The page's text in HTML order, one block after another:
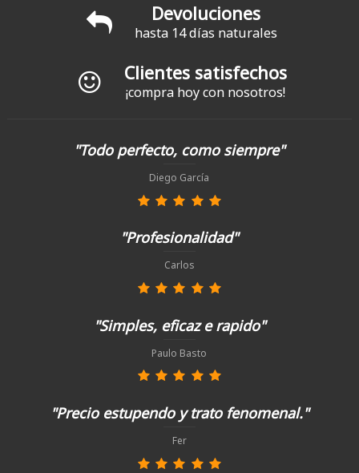
Devoluciones
hasta 14 días naturales
Clientes satisfechos
¡compra hoy con nosotros!
"Todo perfecto, como siempre"
Diego García
"Profesionalidad"
Carlos
"Simples, eficaz e rapido"
Paulo Basto
"Precio estupendo y trato fenomenal."
Fer